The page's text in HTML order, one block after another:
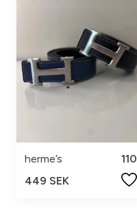
herme’s
110
449 SEK